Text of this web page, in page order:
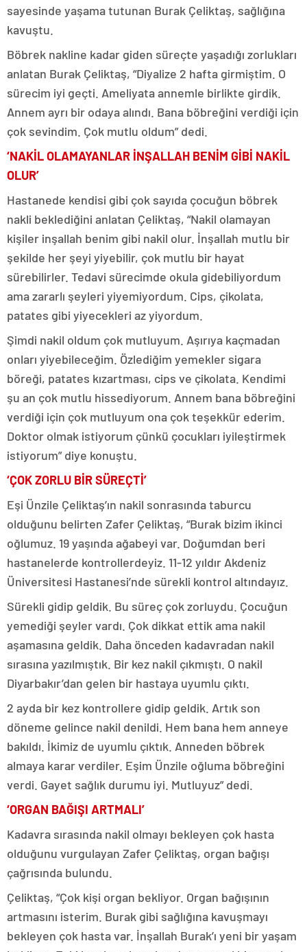
sayesinde yaşama tutunan Burak Çeliktaş, sağlığına
kavuştu.
Böbrek nakline kadar giden süreçte yaşadığı zorlukları
anlatan Burak Çeliktaş, “Diyalize 2 hafta girmiştim. O
sürecim iyi geçti. Ameliyata annemle birlikte girdik.
Annem ayrı bir odaya alındı. Bana böbreğini verdiği için
çok sevindim. Çok mutlu oldum” dedi.
‘NAKİL OLAMAYANLAR İNŞALLAH BENİM GİBİ NAKİL
OLUR’
Hastanede kendisi gibi çok sayıda çocuğun böbrek
nakli beklediğini anlatan Çeliktaş, “Nakil olamayan
kişiler inşallah benim gibi nakil olur. İnşallah mutlu bir
şekilde her şeyi yiyebilir, çok mutlu bir hayat
sürebilirler. Tedavi sürecimde okula gidebiliyordum
ama zararlı şeyleri yiyemiyordum. Cips, çikolata,
patates gibi yiyecekleri az yiyordum.
Şimdi nakil oldum çok mutluyum. Aşırıya kaçmadan
onları yiyebileceğim. Özlediğim yemekler sigara
böreği, patates kızartması, cips ve çikolata. Kendimi
şu an çok mutlu hissediyorum. Annem bana böbreğini
verdiği için çok mutluyum ona çok teşekkür ederim.
Doktor olmak istiyorum çünkü çocukları iyileştirmek
istiyorum” diye konuştu.
‘ÇOK ZORLU BİR SÜREÇTİ’
Eşi Ünzile Çeliktaş’ın nakil sonrasında taburcu
olduğunu belirten Zafer Çeliktaş, “Burak bizim ikinci
oğlumuz. 19 yaşında ağabeyi var. Doğumdan beri
hastanelerde kontrollerdeyiz. 11-12 yıldır Akdeniz
Üniversitesi Hastanesi’nde sürekli kontrol altındayız.
Sürekli gidip geldik. Bu süreç çok zorluydu. Çocuğun
yemediği şeyler vardı. Çok dikkat ettik ama nakil
aşamasına geldik. Daha önceden kadavradan nakil
sırasına yazılmıştık. Bir kez nakil çıkmıştı. O nakil
Diyarbakır’dan gelen bir hastaya uyumlu çıktı.
2 ayda bir kez kontrollere gidip geldik. Artık son
döneme gelince nakil denildi. Hem bana hem anneye
bakıldı. İkimiz de uyumlu çıktık. Anneden böbrek
almaya karar verdiler. Eşim Ünzile oğluma böbreğini
verdi. Gayet sağlık durumu iyi. Mutluyuz” dedi.
‘ORGAN BAĞIŞI ARTMALI’
Kadavra sırasında nakil olmayı bekleyen çok hasta
olduğunu vurgulayan Zafer Çeliktaş, organ bağışı
çağrısında bulundu.
Çeliktaş, “Çok kişi organ bekliyor. Organ bağışının
artmasını isterim. Burak gibi sağlığına kavuşmayı
bekleyen çok hasta var. İnşallah Burak’ı yeni bir yaşam